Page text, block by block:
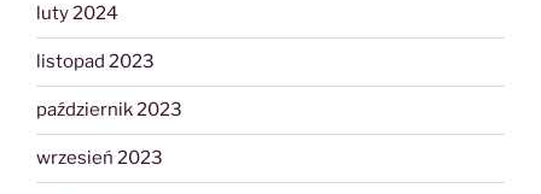
luty 2024
listopad 2023
październik 2023
wrzesień 2023